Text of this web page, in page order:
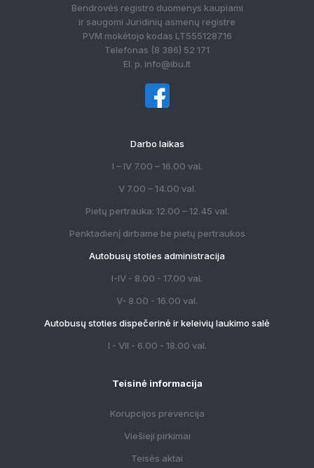
Bendrovės registro duomenys kaupiami
ir saugomi Juridinių asmenų registre
PVM mokėtojo kodas LT555128716
Telefonas (8 386) 52 171
El. p. info@ibu.lt
Darbo laikas
I – IV 7.00 – 16.00 val.
V 7.00 – 14.00 val.
Pietų pertrauka: 12.00 – 12.45 val.
Penktadienį dirbame be pietų pertraukos
Autobusų stoties administracija
I-IV - 8.00 - 17.00 val.
V- 8.00 - 16.00 val.
Autobusų stoties dispečerinė ir keleivių laukimo salė
I - VII - 6.00 - 18.00 val.
Teisinė informacija
Korupcijos prevencija
Viešieji pirkimai
Teisės aktai